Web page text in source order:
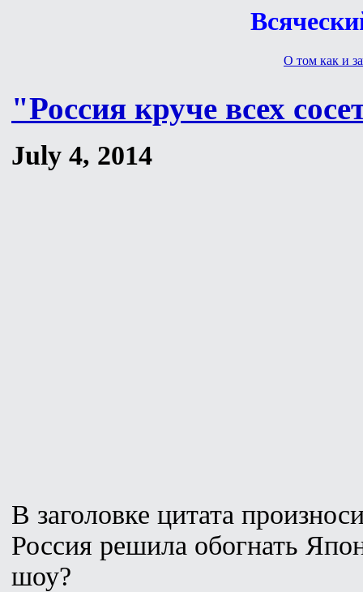
О том как и
"Россия круче всех
July 4, 2014
В заголовке цитата
Россия решила обогнать
шоу?